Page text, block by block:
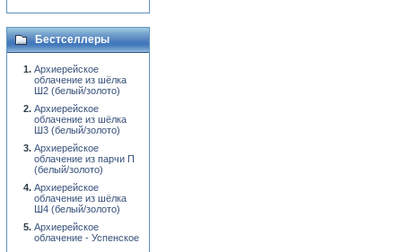
Бестселлеры
Архиерейское
облачение из шёлка
Ш2 (белый/золото)
Архиерейское
облачение из шёлка
Ш3 (белый/золото)
Архиерейское
облачение из парчи П
(белый/золото)
Архиерейское
облачение из шёлка
Ш4 (белый/золото)
Архиерейское
облачение - Успенское